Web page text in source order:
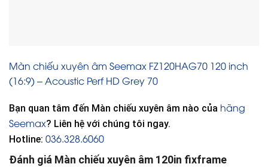
Màn chiếu xuyên âm Seemax FZ120HAG70 120 inch
(16:9) – Acoustic Perf HD Grey 70
Bạn quan tâm đến Màn chiếu xuyên âm nào của hãng
Seemax? Liên hệ với chúng tôi ngay.
Hotline: 036.328.6060
Đánh giá Màn chiếu xuyên âm 120in fixframe